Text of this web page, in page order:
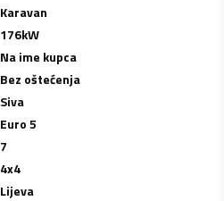
Karavan
176kW
Na ime kupca
Bez oštećenja
Siva
Euro 5
7
4x4
Lijeva